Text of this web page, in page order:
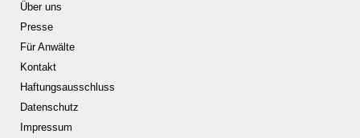
Über uns
Presse
Für Anwälte
Kontakt
Haftungsausschluss
Datenschutz
Impressum